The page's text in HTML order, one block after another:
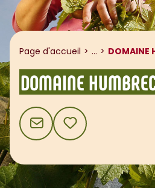
Page d'accueil ... Afficher le fil
DOMAINE
DOMAINE
CONTACTAJOUTER AUX